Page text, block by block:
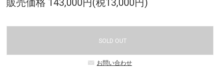
販売価格 143,000円(税13,000円)
SOLD OUT
お問い合わせ